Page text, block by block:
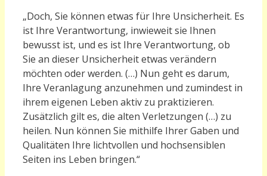
„Doch, Sie können etwas für Ihre Unsicherheit. Es
ist Ihre Verantwortung, inwieweit sie Ihnen
bewusst ist, und es ist Ihre Verantwortung, ob
Sie an dieser Unsicherheit etwas verändern
möchten oder werden. (…) Nun geht es darum,
Ihre Veranlagung anzunehmen und zumindest in
ihrem eigenen Leben aktiv zu praktizieren.
Zusätzlich gilt es, die alten Verletzungen (…) zu
heilen. Nun können Sie mithilfe Ihrer Gaben und
Qualitäten Ihre lichtvollen und hochsensiblen
Seiten ins Leben bringen.“